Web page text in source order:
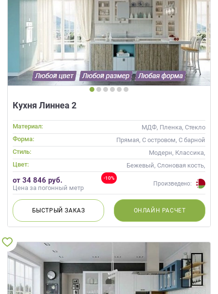
Кухня Линнеа 2
Материал:
МДФ, Пленка, Стекло
Форма:
Прямая, С островом, С барной
стойкой
Стиль:
Модерн, Классика,
Скандинавский, Неоклассика
Цвет:
Бежевый, Слоновая кость,
Кремовый, Коричневый,
Капучино, Бирюзовый, Голубой
-10%
от 34 846 руб.
Цена за погонный метр
Произведено:
БЫСТРЫЙЗАКАЗ ОНЛАЙН РАСЧЕТ